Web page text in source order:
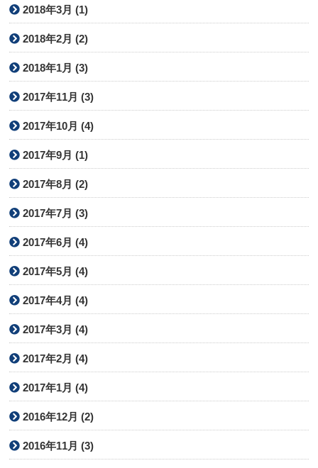
2018年3月 (1)
2018年2月 (2)
2018年1月 (3)
2017年11月 (3)
2017年10月 (4)
2017年9月 (1)
2017年8月 (2)
2017年7月 (3)
2017年6月 (4)
2017年5月 (4)
2017年4月 (4)
2017年3月 (4)
2017年2月 (4)
2017年1月 (4)
2016年12月 (2)
2016年11月 (3)